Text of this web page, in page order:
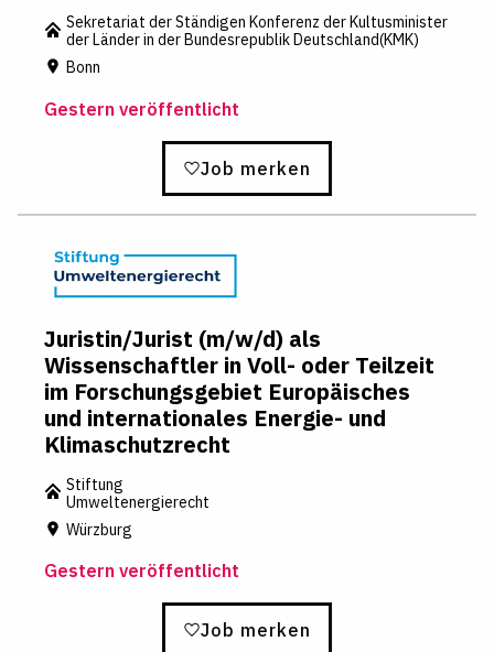
Sekretariat der Ständigen Konferenz der Kultusminister
der Länder in der Bundesrepublik Deutschland(KMK)
Bonn
Gestern veröffentlicht
Job merken
Juristin/Jurist (m/w/d) als
Wissenschaftler in Voll- oder Teilzeit
im Forschungsgebiet Europäisches
und internationales Energie- und
Klimaschutzrecht
Stiftung
Umweltenergierecht
Würzburg
Gestern veröffentlicht
Job merken